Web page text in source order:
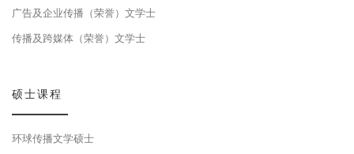
广告及企业传播（荣誉）文学士
传播及跨媒体（荣誉）文学士
硕士课程
环球传播文学硕士